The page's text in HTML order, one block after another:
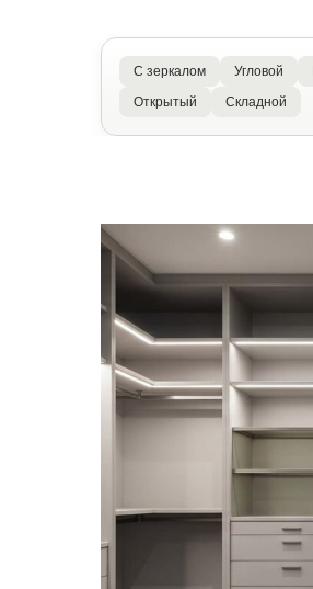
С зеркалом Угловой
Открытый
Складной